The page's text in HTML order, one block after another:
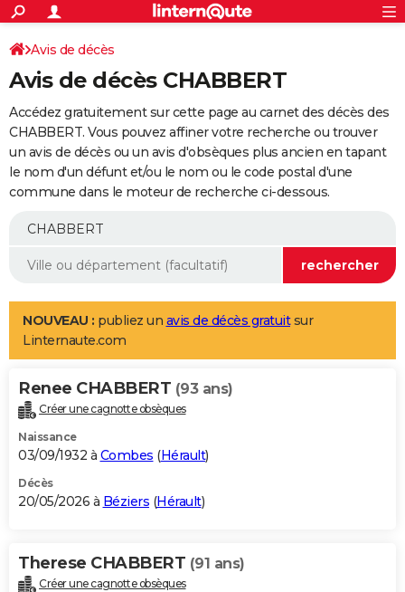
ACTUALITÉS
Politique
Société
Faits Divers
Education
Monde
Villes
+
SPORT
Coupe du monde 2026
Football
Tennis
Cyclisme
Rugby
Forum
Programme TV
TNT
Streaming
Cinéma
Sorties cinéma
Musique
+
FINANCE
Impôts
Immobilier
Risques naturels par ville
Banque
Assurance
Crédit
AUTO
Essais
Réserver un essai
Citadines
Berlines
SUV
Forum auto
+
Mobiles
Meilleur smartphone
Internet
Ordinateurs
Jeux vidéo
Guide high-tech
Aménagement intérieur
LIFESTYLE
Art de vivre
Bien-être
Loisirs
Mode
Modes de vie
Alimentation
Guide de la santé
Maladies
Médicaments
Sommeil
VOYAGE
Destinations
City break
Voyage nature
Voyage de noces
Forum
Climat
+PHOTO
GUIDES D'ACHAT
BONS PLANS
Carte de Noël
Carte Bonne année
Carte Saint-Valentin
Carte Pâques
Carte d'anniversaire
DICTIONNAIRE
Avis de décès
Avis de décès CHABBERT
Accédez gratuitement sur cette page au carnet des décès des
CHABBERT. Vous pouvez affiner votre recherche ou trouver
un avis de décès ou un avis d'obsèques plus ancien en tapant
le nom d'un défunt et/ou le nom ou le code postal d'une
commune dans le moteur de recherche ci-dessous.
NOUVEAU : publiez un avis de décès gratuitsur
Linternaute.com
Renee CHABBERT (93 ans)
Créer une cagnotte obsèques
Naissance
03/09/1932 à Combes (Hérault)
Décès
20/05/2026 à Béziers (Hérault)
Therese CHABBERT (91 ans)
Créer une cagnotte obsèques